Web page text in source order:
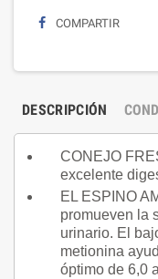
COMPARTIR
DESCRIPCIÓN
CONEJO
excelente
EL ESPINO
promueven la
urinario. El
metionina
óptimo de 6,0